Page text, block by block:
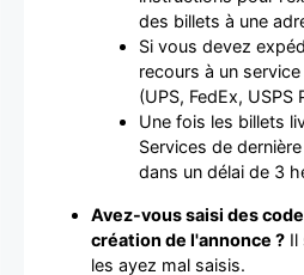
des billets à une
Si vous devez
recours à un
(UPS, FedEx, USPS
Une fois les billets
Services de
dans un délai de 3
Avez-vous saisi des
création de l'annonce ? Il
les ayez mal saisis.